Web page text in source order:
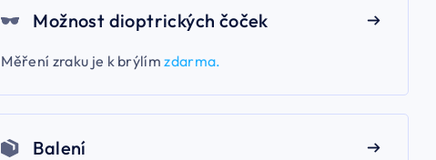
Možnost dioptrických čoček
Měření zraku je k brýlímzdarma.
Balení